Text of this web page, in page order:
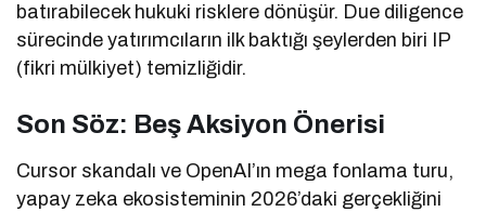
batırabilecek hukuki risklere dönüşür. Due diligence
sürecinde yatırımcıların ilk baktığı şeylerden biri IP
(fikri mülkiyet) temizliğidir.
Son Söz: Beş Aksiyon Önerisi
Cursor skandalı ve OpenAI’ın mega fonlama turu,
yapay zeka ekosisteminin 2026’daki gerçekliğini